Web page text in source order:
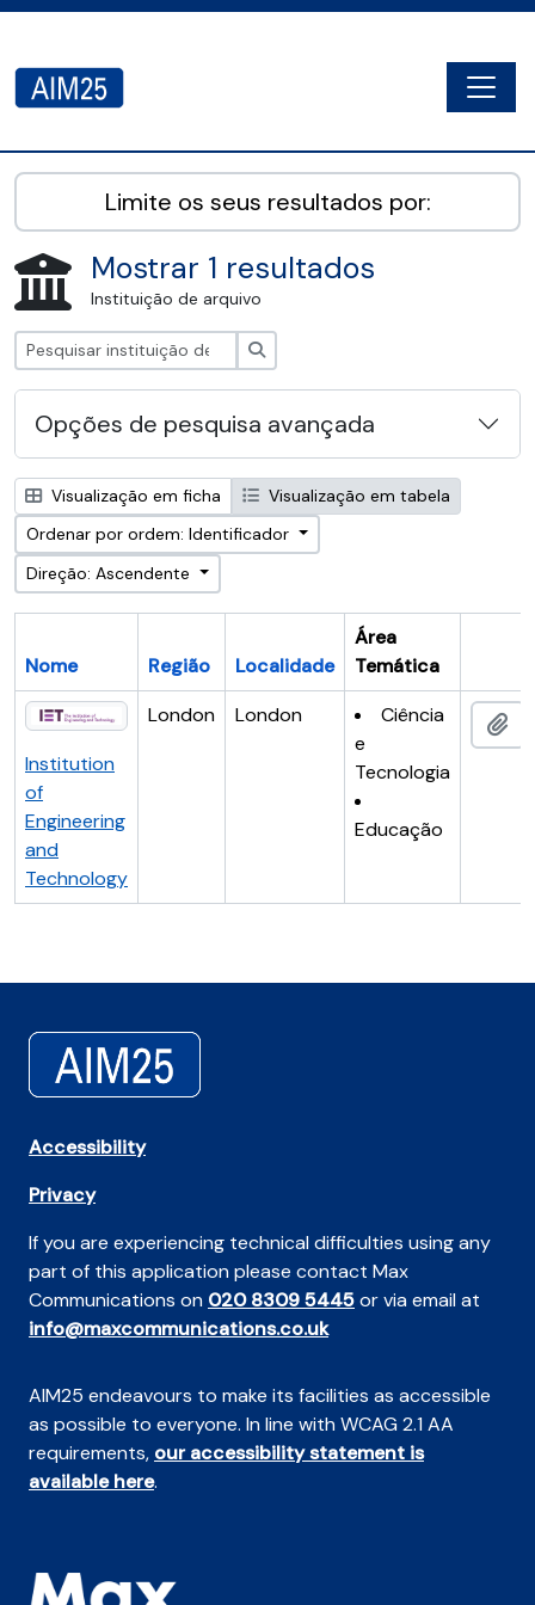
AIM25 - AtoM 2.8.2
Limite os seus resultados por:
Mostrar 1 resultados
Instituição de arquivo
Opções de pesquisa avançada
Visualização em ficha
Visualização em tabela
Ordenar por ordem: Identificador
Direção: Ascendente
Nome Região Localidade
Área
Temática
Área
Institution
of
Engineering
and
Technology
London London
Ciência
e
Tecnologia
Educação
Accessibility
Privacy
If you are experiencing technical difficulties using any
part of this application please contact Max
Communications on 020 8309 5445or via email at
info@maxcommunications.co.uk
AIM25 endeavours to make its facilities as accessible
as possible to everyone. In line with WCAG 2.1 AA
requirements, our accessibility statement is
available here.